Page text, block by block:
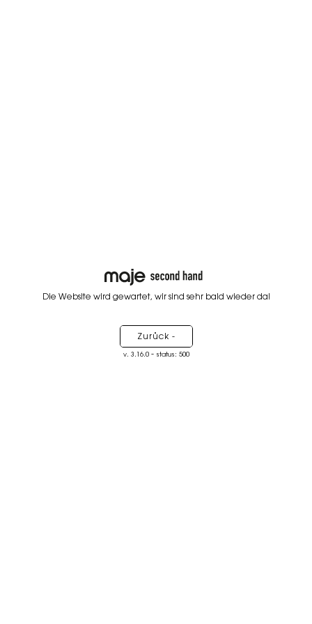
Die Website wird gewartet, wir sind sehr bald wieder da!
Zurück -
v. 3.16.0- status: 500